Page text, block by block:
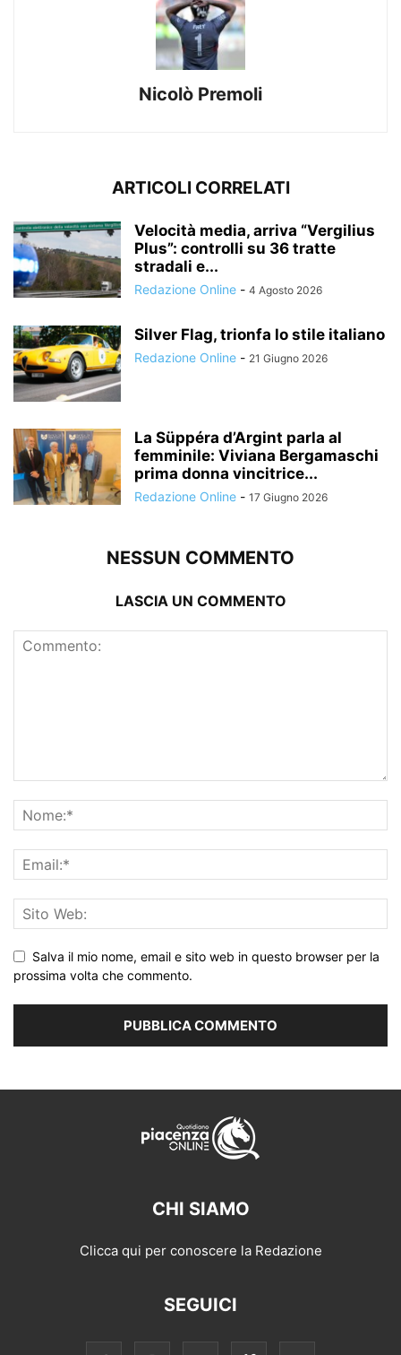
Nicolò Premoli
ARTICOLI CORRELATI
Velocità media, arriva “Vergilius
Plus”: controlli su 36 tratte
stradali e...
Redazione Online - 4 Agosto 2026
Silver Flag, trionfa lo stile italiano
Redazione Online - 21 Giugno 2026
La Süppéra d’Argint parla al
femminile: Viviana Bergamaschi
prima donna vincitrice...
Redazione Online - 17 Giugno 2026
NESSUN COMMENTO
LASCIA UN COMMENTO
Salva il mio nome, email e sito web in questo browser per la
prossima volta che commento.
CHI SIAMO
Clicca qui per conoscere la Redazione
SEGUICI